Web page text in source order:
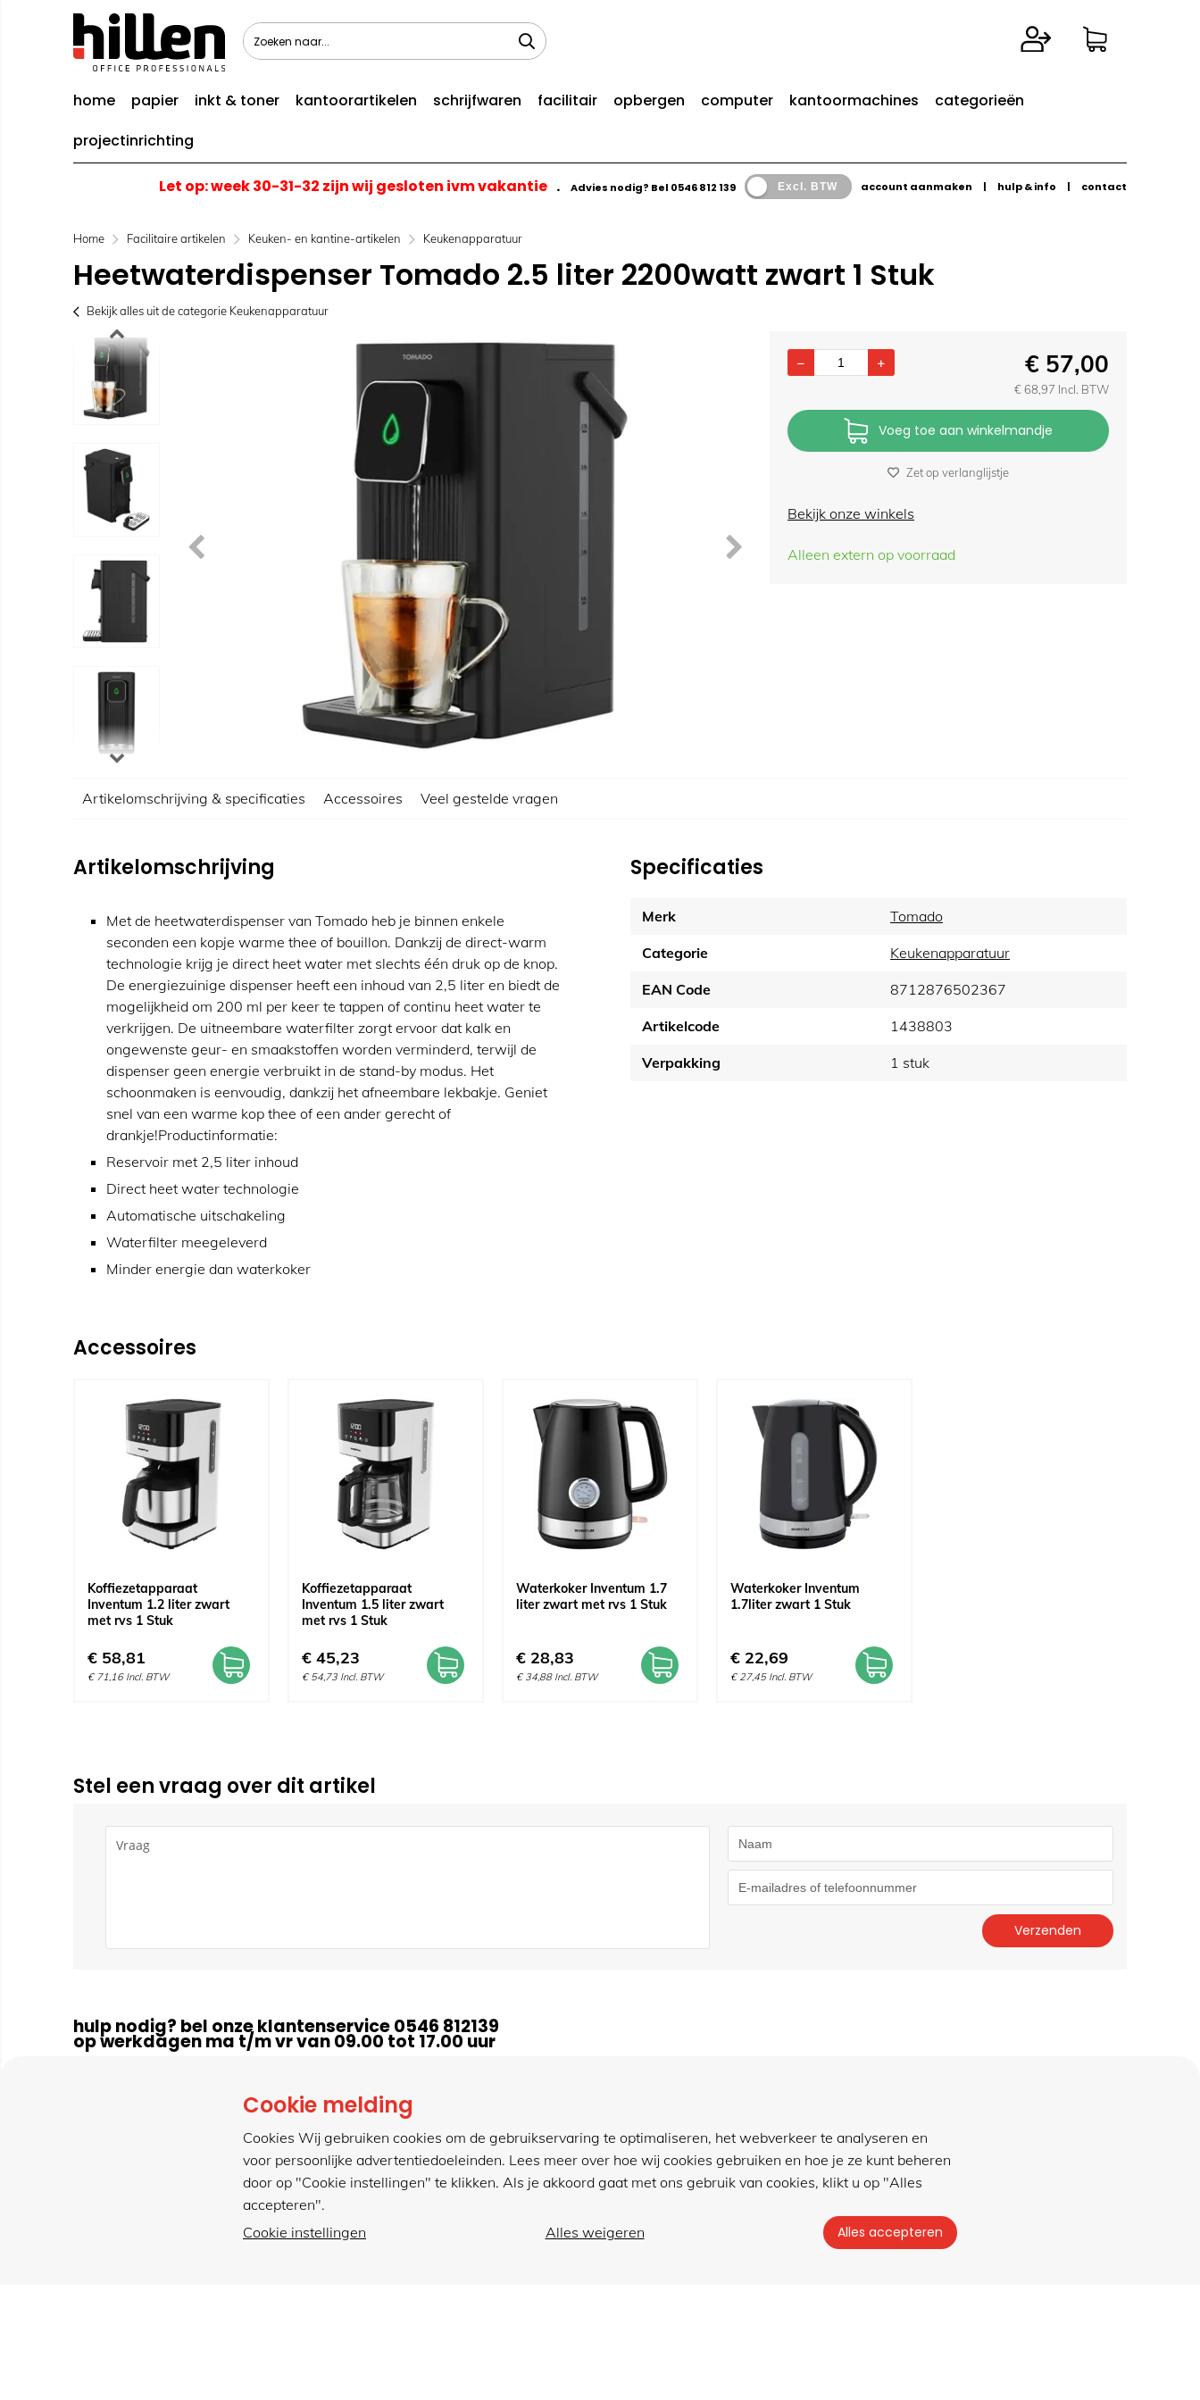
home papier inkt & toner kantoorartikelen schrijfwaren facilitair opbergen computer kantoormachines
categorieën
projectinrichting
Let op: week 30-31-32 zijn wij gesloten ivm vakantie . Advies nodig? Bel 0546 812 139 Excl. BTW account aanmaken | hulp & info | contact
Home Facilitaire artikelen Keuken- en kantine-artikelen Keukenapparatuur
Heetwaterdispenser Tomado 2.5 liter 2200watt zwart 1 Stuk
Bekijk alles uit de categorie Keukenapparatuur
€ 57,00
€68,97 Incl. BTW
Voeg toe aan winkelmandje
Zet op verlanglijstje
Bekijk onze winkels
Alleen extern op voorraad
Artikelomschrijving & specificaties Accessoires Veel gestelde vragen
Artikelomschrijving
Met de heetwaterdispenser van Tomado heb je binnen enkele
seconden een kopje warme thee of bouillon. Dankzij de direct-warm
technologie krijg je direct heet water met slechts één druk op de knop.
De energiezuinige dispenser heeft een inhoud van 2,5 liter en biedt de
mogelijkheid om 200 ml per keer te tappen of continu heet water te
verkrijgen. De uitneembare waterfilter zorgt ervoor dat kalk en
ongewenste geur- en smaakstoffen worden verminderd, terwijl de
dispenser geen energie verbruikt in de stand-by modus. Het
schoonmaken is eenvoudig, dankzij het afneembare lekbakje. Geniet
snel van een warme kop thee of een ander gerecht of
drankje!Productinformatie:
Reservoir met 2,5 liter inhoud
Direct heet water technologie
Automatische uitschakeling
Waterfilter meegeleverd
Minder energie dan waterkoker
Specificaties
Merk Tomado
Categorie Keukenapparatuur
EAN Code 8712876502367
Artikelcode 1438803
Verpakking 1 stuk
Accessoires
Koffiezetapparaat
Inventum 1.2 liter zwart
met rvs 1 Stuk
€ 58,81
€ 71,16 Incl. BTW
Koffiezetapparaat
Inventum 1.5 liter zwart
met rvs 1 Stuk
€ 45,23
€ 54,73 Incl. BTW
Waterkoker Inventum 1.7
liter zwart met rvs 1 Stuk
€ 28,83
€ 34,88 Incl. BTW
Waterkoker Inventum
1.7liter zwart 1 Stuk
€ 22,69
€ 27,45 Incl. BTW
Stel een vraag over dit artikel
hulp nodig? bel onze klantenservice 0546 812139
op werkdagen ma t/m vr van 09.00 tot 17.00 uur
contact
bel 0546 812139
projectinrichting
Frederik van Eedenstraat 1C
geopend ma t/m vr
Cookie melding
Cookies Wij gebruiken cookies om de gebruikservaring te optimaliseren, het webverkeer te analyseren en
voor persoonlijke advertentiedoeleinden. Lees meer over hoe wij cookies gebruiken en hoe je ze kunt beheren
door op "Cookie instellingen" te klikken. Als je akkoord gaat met ons gebruik van cookies, klikt u op "Alles
accepteren".
Cookie instellingen
Alles weigeren Alles accepteren